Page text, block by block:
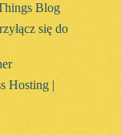
Blog
się do
Hosting |